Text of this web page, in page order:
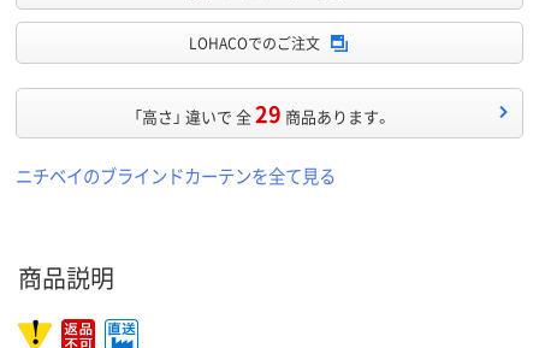
LOHACOでのご注文
「高さ」 違いで 全29 商品あります。
ニチベイのブラインドカーテンを全て見る
商品説明